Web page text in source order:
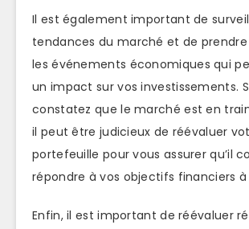
Il est également important de
tendances du marché et de
les événements économiques qui
un impact sur vos investissements.
constatez que le marché est en
il peut être judicieux de réévaluer
portefeuille pour vous assurer qu’il
répondre à vos objectifs financiers
Enfin, il est important de réévaluer